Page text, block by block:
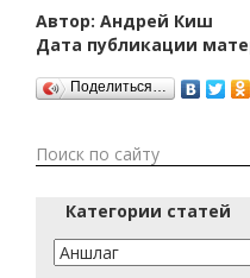
Автор: Андрей Киш
Дата публикации
Поделиться…
Категории статей